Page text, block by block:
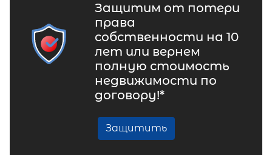
Защитим от потери
права
собственности на 10
лет или вернем
полную стоимость
недвижимости по
договору!*
Защитить